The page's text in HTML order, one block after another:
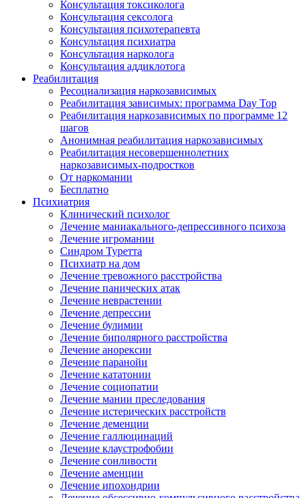
Консультация токсиколога
Консультация сексолога
Консультация психотерапевта
Консультация психиатра
Консультация нарколога
Консультация аддиклотога
Реабилитация
Ресоциализация наркозависимых
Реабилитация зависимых: программа Day Top
Реабилитация наркозависимых по программе 12
шагов
Анонимная реабилитация наркозависимых
Реабилитация несовершеннолетних
наркозависимых-подростков
От наркомании
Бесплатно
Психиатрия
Клинический психолог
Лечение маниакального-депрессивного психоза
Лечение игромании
Синдром Туретта
Психиатр на дом
Лечение тревожного расстройства
Лечение панических атак
Лечение неврастении
Лечение депрессии
Лечение булимии
Лечение биполярного расстройства
Лечение анорексии
Лечение паранойи
Лечение кататонии
Лечение социопатии
Лечение мании преследования
Лечение истерических расстройств
Лечение деменции
Лечение галлюцинаций
Лечение клаустрофобии
Лечение сонливости
Лечение аменции
Лечение ипохондрии